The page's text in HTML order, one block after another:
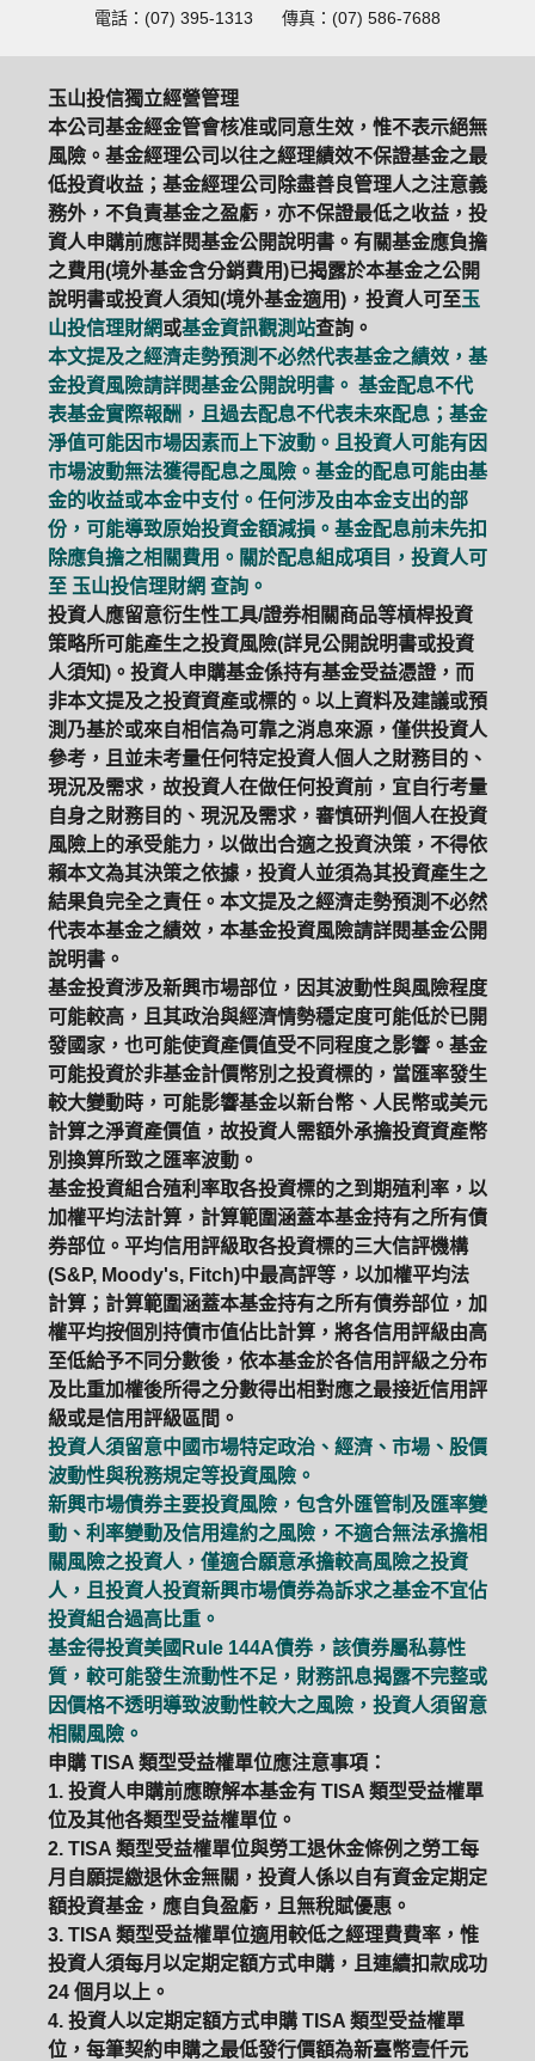
PGIM系列基金
定期(不)定額 高成長基金 月配息
電話：(07) 395-1313
傳真：(07) 586-7688
玉山投信獨立經營管理
本公司基金經金管會核准或同意生效，惟不表示絕無
風險。基金經理公司以往之經理績效不保證基金之最
低投資收益；基金經理公司除盡善良管理人之注意義
務外，不負責基金之盈虧，亦不保證最低之收益，投
資人申購前應詳閱基金公開說明書。有關基金應負擔
之費用(境外基金含分銷費用)已揭露於本基金之公開
說明書或投資人須知(境外基金適用)，投資人可至玉
山投信理財網或基金資訊觀測站查詢。
本文提及之經濟走勢預測不必然代表基金之績效，基
金投資風險請詳閱基金公開說明書。 基金配息不代
表基金實際報酬，且過去配息不代表未來配息；基金
淨值可能因市場因素而上下波動。且投資人可能有因
市場波動無法獲得配息之風險。基金的配息可能由基
金的收益或本金中支付。任何涉及由本金支出的部
份，可能導致原始投資金額減損。基金配息前未先扣
除應負擔之相關費用。關於配息組成項目，投資人可
至 玉山投信理財網 查詢。
投資人應留意衍生性工具/證券相關商品等槓桿投資
策略所可能產生之投資風險(詳見公開說明書或投資
人須知)。投資人申購基金係持有基金受益憑證，而
非本文提及之投資資產或標的。以上資料及建議或預
測乃基於或來自相信為可靠之消息來源，僅供投資人
參考，且並未考量任何特定投資人個人之財務目的、
現況及需求，故投資人在做任何投資前，宜自行考量
自身之財務目的、現況及需求，審慎研判個人在投資
風險上的承受能力，以做出合適之投資決策，不得依
賴本文為其決策之依據，投資人並須為其投資產生之
結果負完全之責任。本文提及之經濟走勢預測不必然
代表本基金之績效，本基金投資風險請詳閱基金公開
說明書。
基金投資涉及新興市場部位，因其波動性與風險程度
可能較高，且其政治與經濟情勢穩定度可能低於已開
發國家，也可能使資產價值受不同程度之影響。基金
可能投資於非基金計價幣別之投資標的，當匯率發生
較大變動時，可能影響基金以新台幣、人民幣或美元
計算之淨資產價值，故投資人需額外承擔投資資產幣
別換算所致之匯率波動。
基金投資組合殖利率取各投資標的之到期殖利率，以
加權平均法計算，計算範圍涵蓋本基金持有之所有債
券部位。平均信用評級取各投資標的三大信評機構
(S&P, Moody's, Fitch)中最高評等，以加權平均法
計算；計算範圍涵蓋本基金持有之所有債券部位，加
權平均按個別持債市值佔比計算，將各信用評級由高
至低給予不同分數後，依本基金於各信用評級之分布
及比重加權後所得之分數得出相對應之最接近信用評
級或是信用評級區間。
投資人須留意中國市場特定政治、經濟、市場、股價
波動性與稅務規定等投資風險。
新興市場債券主要投資風險，包含外匯管制及匯率變
動、利率變動及信用違約之風險，不適合無法承擔相
關風險之投資人，僅適合願意承擔較高風險之投資
人，且投資人投資新興市場債券為訴求之基金不宜佔
投資組合過高比重。
基金得投資美國Rule 144A債券，該債券屬私募性
質，較可能發生流動性不足，財務訊息揭露不完整或
因價格不透明導致波動性較大之風險，投資人須留意
相關風險。
申購 TISA 類型受益權單位應注意事項：
1. 投資人申購前應瞭解本基金有 TISA 類型受益權單
位及其他各類型受益權單位。
2. TISA 類型受益權單位與勞工退休金條例之勞工每
月自願提繳退休金無關，投資人係以自有資金定期定
額投資基金，應自負盈虧，且無稅賦優惠。
3. TISA 類型受益權單位適用較低之經理費費率，惟
投資人須每月以定期定額方式申購，且連續扣款成功
24 個月以上。
4. 投資人以定期定額方式申購 TISA 類型受益權單
位，每筆契約申購之最低發行價額為新臺幣壹仟元